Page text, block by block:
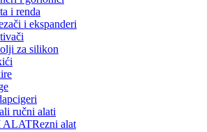
i renda
i ekspanderi
za silikon
ručni alati
Rezni alat